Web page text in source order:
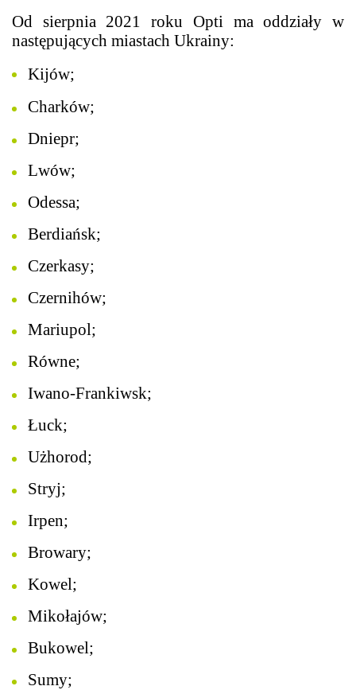
Od sierpnia 2021 roku Opti ma oddziały w
następujących miastach Ukrainy:
Kijów;
Charków;
Dniepr;
Lwów;
Odessa;
Berdiańsk;
Czerkasy;
Czernihów;
Mariupol;
Równe;
Iwano-Frankiwsk;
Łuck;
Użhorod;
Stryj;
Irpen;
Browary;
Kowel;
Mikołajów;
Bukowel;
Sumy;